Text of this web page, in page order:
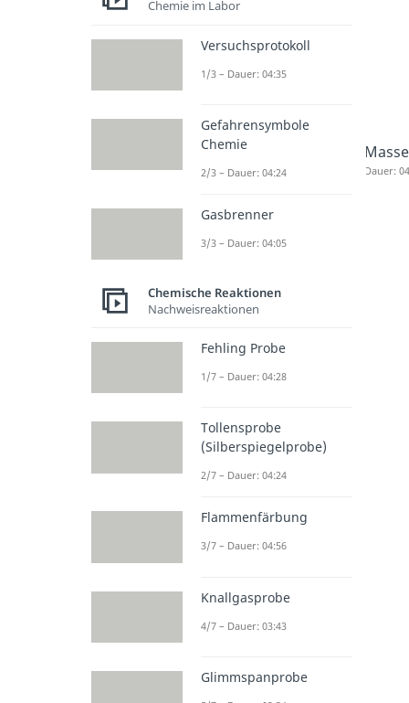
Dauer:
Chemie im Labor
Versuchsprotokoll
1/3 – Dauer: 04:35
Gefahrensymbole
Chemie
2/3 – Dauer: 04:24
Gasbrenner
3/3 – Dauer: 04:05
Chemische Reaktionen
Nachweisreaktionen
Fehling Probe
1/7 – Dauer: 04:28
Tollensprobe
(Silberspiegelprobe)
2/7 – Dauer: 04:24
Flammenfärbung
3/7 – Dauer: 04:56
Knallgasprobe
4/7 – Dauer: 03:43
Glimmspanprobe